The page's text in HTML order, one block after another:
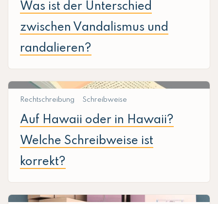
Was ist der Unterschied
zwischen Vandalismus und
randalieren?
Rechtschreibung Schreibweise
Auf Hawaii oder in Hawaii?
Welche Schreibweise ist
korrekt?